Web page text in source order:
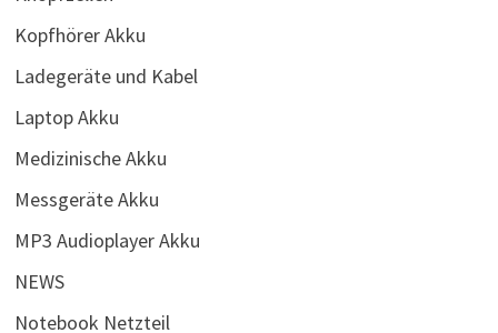
Kopfhörer Akku
Ladegeräte und Kabel
Laptop Akku
Medizinische Akku
Messgeräte Akku
MP3 Audioplayer Akku
NEWS
Notebook Netzteil